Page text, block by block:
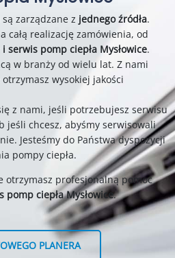
zarządzane z jednego źródła.
całą realizację zamówienia, od
serwis pomp ciepła Mysłowice.
w branży od wielu lat. Z nami
wysokiej jakości
z nami, jeśli potrzebujesz serwisu
jeśli chcesz, abyśmy serwisowali
Jesteśmy do Państwa dyspozycji
pompy ciepła.
otrzymasz profesjonalną pomoc
pomp ciepła Mysłowice.
PLANERA